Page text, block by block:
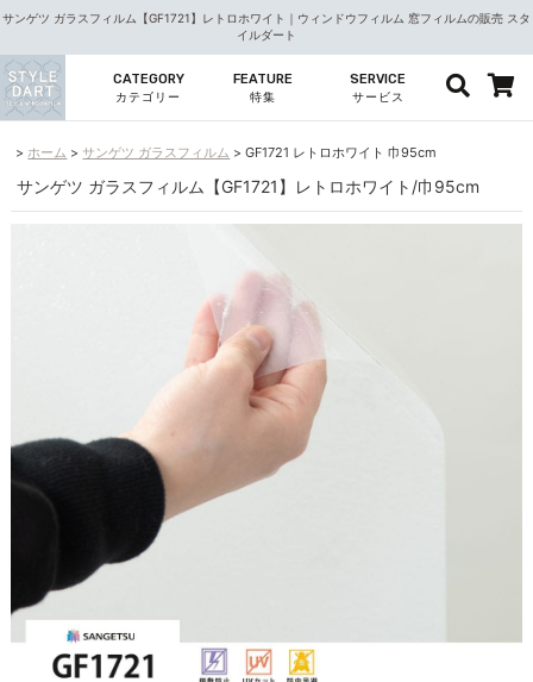
サンゲツ ガラスフィルム【GF1721】レトロホワイト｜ウィンドウフィルム 窓フィルムの販売 スタ
イルダート
CATEGORY
カテゴリー
FEATURE
特集
SERVICE
サービス
ホーム サンゲツ ガラスフィルム GF1721 レトロホワイト 巾95cm
サンゲツ ガラスフィルム【GF1721】レトロホワイト/巾95cm